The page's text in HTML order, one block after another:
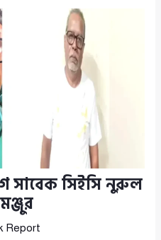
সাবেক সিইসি নুরুল
Report